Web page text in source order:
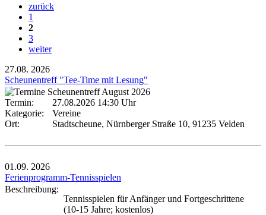
zurück
1
2
3
weiter
27.08. 2026
Scheunentreff "Tee-Time mit Lesung"
Termin:
27.08.2026 14:30 Uhr
Kategorie:
Vereine
Ort:
Stadtscheune, Nürnberger Straße 10, 91235 Velden
01.09. 2026
Ferienprogramm-Tennisspielen
Beschreibung:
Tennisspielen für Anfänger und Fortgeschrittene
(10-15 Jahre; kostenlos)